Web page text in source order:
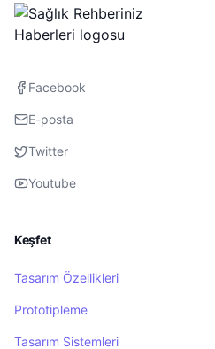
Facebook
E-posta
Twitter
Youtube
Keşfet
Tasarım Özellikleri
Prototipleme
Tasarım Sistemleri